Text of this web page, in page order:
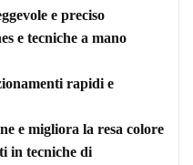
e preciso
e tecniche a mano
rapidi e
e migliora la resa colore
in tecniche di